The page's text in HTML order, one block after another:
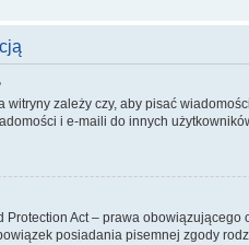
witryny zależy czy, aby pisać
i e-maili do innych
Protection Act – prawa
posiadania pisemnej zgody